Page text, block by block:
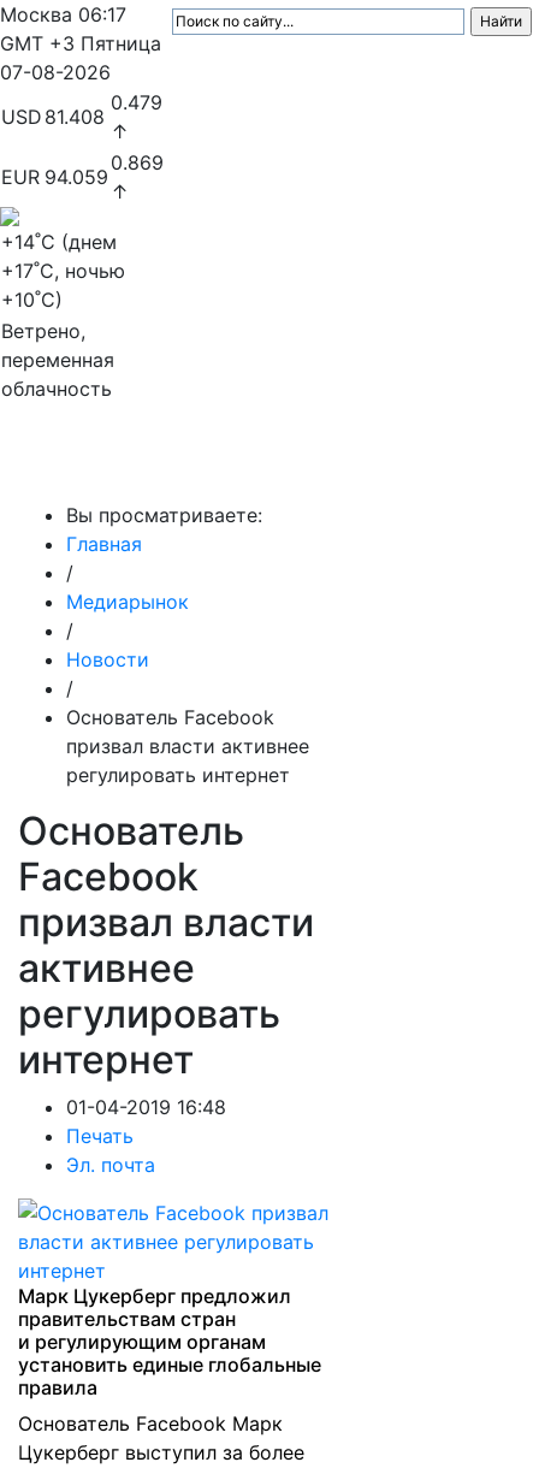
Москва 06:17
GMT +3 Пятница
07-08-2026
USD 81.408
0.479
↑
EUR 94.059
0.869
↑
+14˚C (днем
+17˚C, ночью
+10˚C)
Ветрено,
переменная
облачность
Вы просматриваете:
Главная
/
Медиарынок
/
Новости
/
Основатель Facebook
призвал власти активнее
регулировать интернет
Основатель
Facebook
призвал власти
активнее
регулировать
интернет
01-04-2019 16:48
Печать
Эл. почта
Марк Цукерберг предложил
правительствам стран
и регулирующим органам
установить единые глобальные
правила
Основатель Facebook Марк
Цукерберг выступил за более